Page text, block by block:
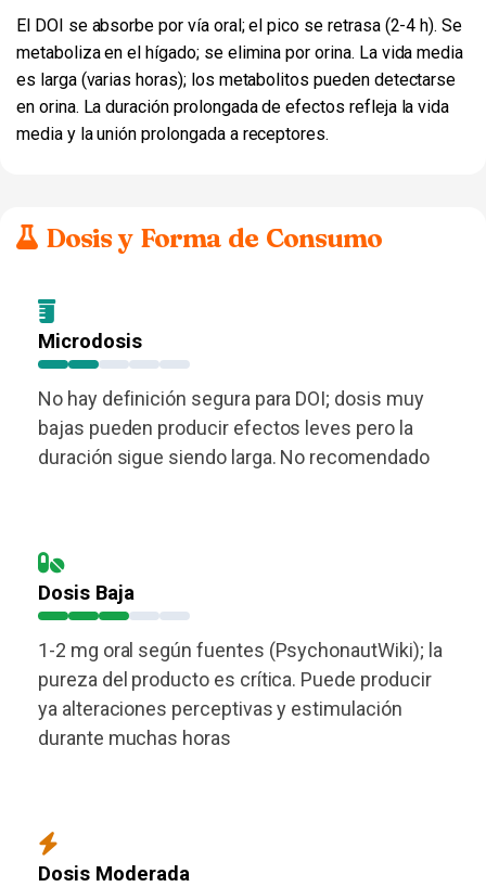
El DOI se absorbe por vía oral; el pico se retrasa (2-4 h). Se
metaboliza en el hígado; se elimina por orina. La vida media
es larga (varias horas); los metabolitos pueden detectarse
en orina. La duración prolongada de efectos refleja la vida
media y la unión prolongada a receptores.
Dosis y Forma de Consumo
Microdosis
No hay definición segura para DOI; dosis muy
bajas pueden producir efectos leves pero la
duración sigue siendo larga. No recomendado
Dosis Baja
1-2 mg oral según fuentes (PsychonautWiki); la
pureza del producto es crítica. Puede producir
ya alteraciones perceptivas y estimulación
durante muchas horas
Dosis Moderada